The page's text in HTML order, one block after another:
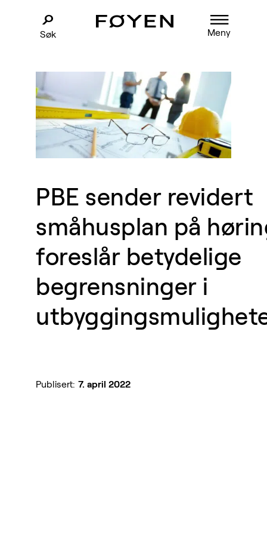
Søk Meny
PBE sender revidert
småhusplan på
foreslår betydelige
begrensninger i
Publisert: 7. april 2022